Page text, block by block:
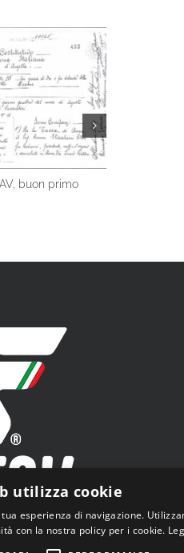
buon primo
- Viale Tiziano n.74, 00196
utilizza cookie
esperienza di navigazione.
con la nostra policy per i cookie.